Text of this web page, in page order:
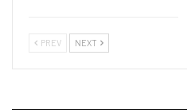
PREV NEXT